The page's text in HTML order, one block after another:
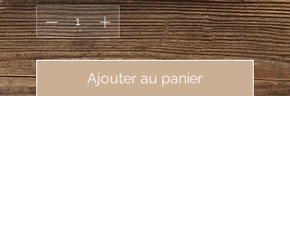
Ajouter au panier